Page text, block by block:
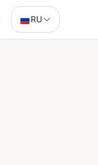
RU